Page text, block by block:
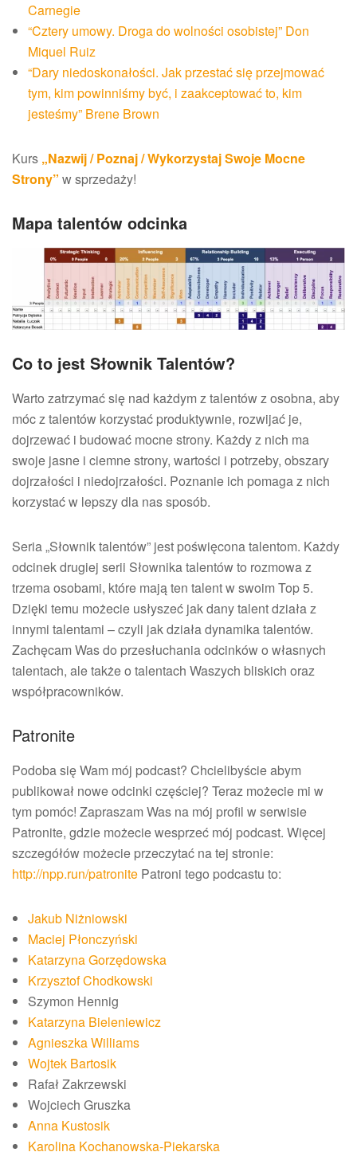
Carnegie
“Cztery umowy. Droga do wolności osobistej” Don
Miquel Ruiz
“Dary niedoskonałości. Jak przestać się przejmować
tym, kim powinniśmy być, i zaakceptować to, kim
jesteśmy” Brene Brown
Kurs „Nazwij / Poznaj / Wykorzystaj Swoje Mocne
Strony” w sprzedaży!
Mapa talentów odcinka
Co to jest Słownik Talentów?
Warto zatrzymać się nad każdym z talentów z osobna, aby
móc z talentów korzystać produktywnie, rozwijać je,
dojrzewać i budować mocne strony. Każdy z nich ma
swoje jasne i ciemne strony, wartości i potrzeby, obszary
dojrzałości i niedojrzałości. Poznanie ich pomaga z nich
korzystać w lepszy dla nas sposób.
Seria „Słownik talentów” jest poświęcona talentom. Każdy
odcinek drugiej serii Słownika talentów to rozmowa z
trzema osobami, które mają ten talent w swoim Top 5.
Dzięki temu możecie usłyszeć jak dany talent działa z
innymi talentami – czyli jak działa dynamika talentów.
Zachęcam Was do przesłuchania odcinków o własnych
talentach, ale także o talentach Waszych bliskich oraz
współpracowników.
Patronite
Podoba się Wam mój podcast? Chcielibyście abym
publikował nowe odcinki częściej? Teraz możecie mi w
tym pomóc! Zapraszam Was na mój profil w serwisie
Patronite, gdzie możecie wesprzeć mój podcast. Więcej
szczegółów możecie przeczytać na tej stronie:
http://npp.run/patronite Patroni tego podcastu to:
Jakub Niżniowski
Maciej Płonczyński
Katarzyna Gorzędowska
Krzysztof Chodkowski
Szymon Hennig
Katarzyna Bieleniewicz
Agnieszka Williams
Wojtek Bartosik
Rafał Zakrzewski
Wojciech Gruszka
Anna Kustosik
Karolina Kochanowska-Piekarska